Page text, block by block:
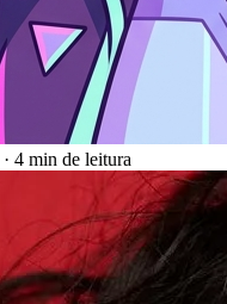
· 4 min de leitura